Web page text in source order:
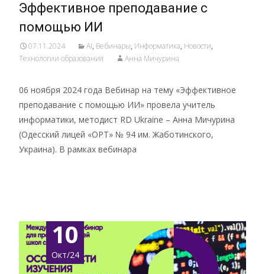
Эффективное преподавание с
помощью ИИ
07.11.2024 AI, Вебинары, Информатика, Новости,
Технологии образования
Анна Мичурина
06 ноября 2024 года Вебинар на тему «Эффективное
преподавание с помощью ИИ» провела учитель
информатики, методист RD Ukraine – Анна Мичурина
(Одесский лицей «ОРТ» № 94 им. Жаботинского,
Украина). В рамках вебинара
10
Окт/24